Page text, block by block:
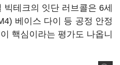
테크의 잇단 러브콜은 6세
베이스 다이 등 공정 안정
핵심이라는 평가도 나옵니